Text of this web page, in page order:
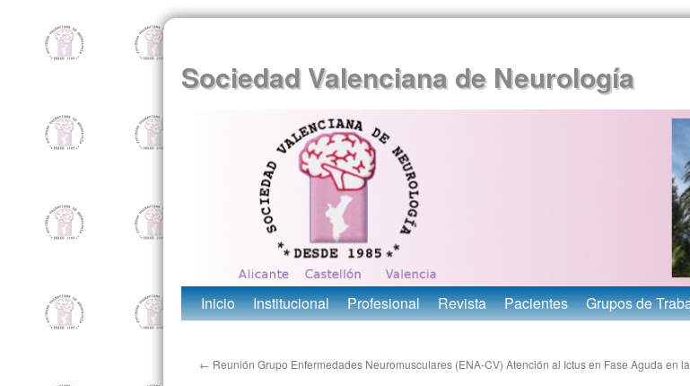
Sociedad Valenciana de Neurología
Inicio Institucional Profesional Revista Pacientes Grupos de
← Reunión Grupo Enfermedades Neuromusculares (ENA-CV) Atención al Ictus en Fase Aguda en